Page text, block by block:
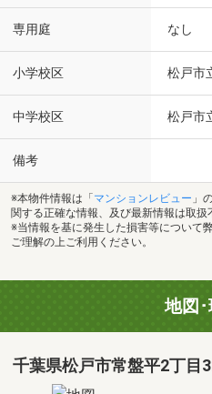
専用庭 なし
小学校区 松戸市
中学校区 松戸市
備考
※本物件情報は「 マンションレビュー 」
関する正確な情報、及び最新情報は取扱
※当情報を基に発生した損害等について
ご理解の上ご利用ください。
地図
千葉県松戸市常盤平2丁目